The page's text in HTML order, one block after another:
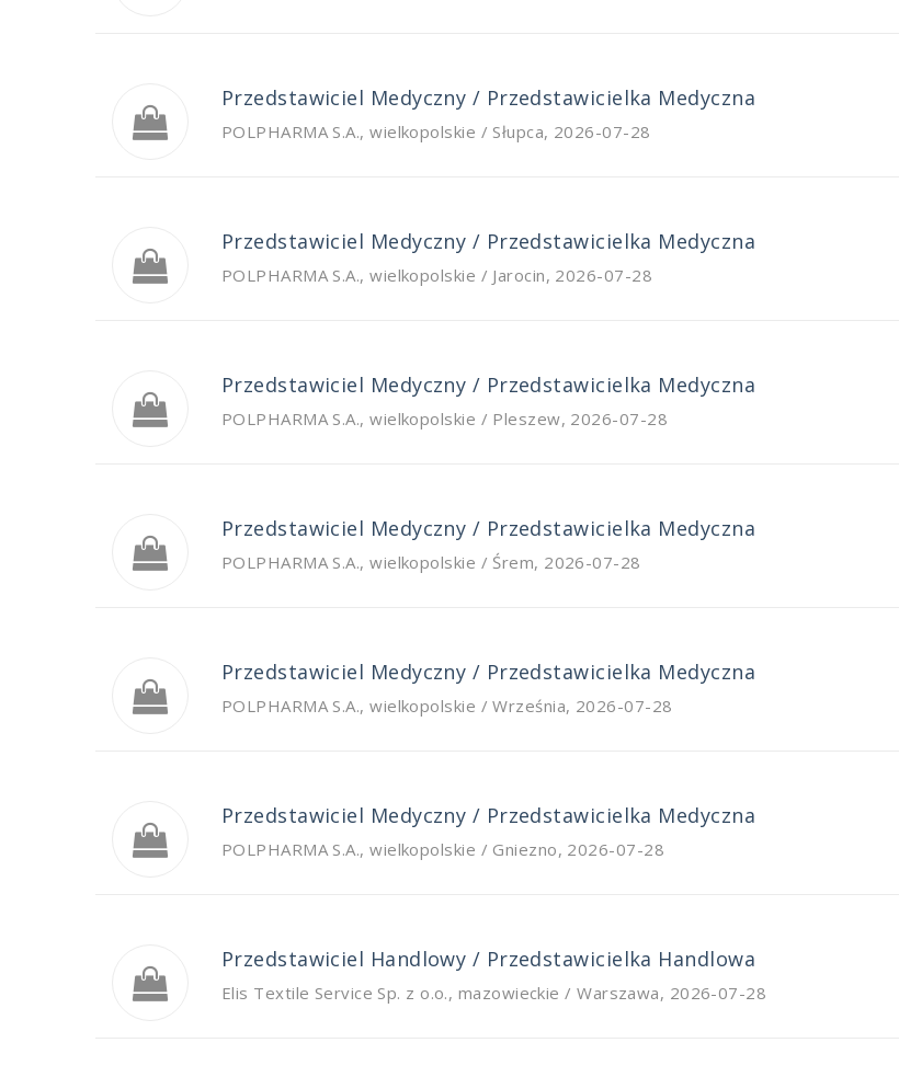
Przedstawiciel Medyczny / Przedstawicielka Medyczna
POLPHARMA S.A.,wielkopolskie / Słupca, 2026-07-28
Przedstawiciel Medyczny / Przedstawicielka Medyczna
POLPHARMA S.A.,wielkopolskie / Jarocin, 2026-07-28
Przedstawiciel Medyczny / Przedstawicielka Medyczna
POLPHARMA S.A.,wielkopolskie / Pleszew, 2026-07-28
Przedstawiciel Medyczny / Przedstawicielka Medyczna
POLPHARMA S.A.,wielkopolskie / Śrem, 2026-07-28
Przedstawiciel Medyczny / Przedstawicielka Medyczna
POLPHARMA S.A.,wielkopolskie / Września, 2026-07-28
Przedstawiciel Medyczny / Przedstawicielka Medyczna
POLPHARMA S.A.,wielkopolskie / Gniezno, 2026-07-28
Przedstawiciel Handlowy / Przedstawicielka Handlowa
Elis Textile Service Sp. z o.o., mazowieckie / Warszawa, 2026-07-28